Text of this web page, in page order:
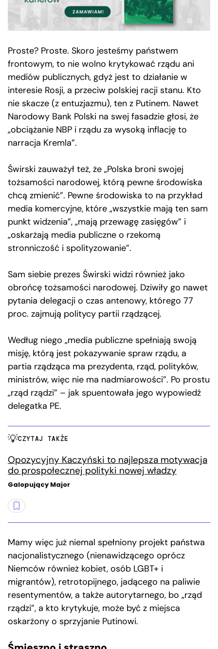
Proste? Proste. Skoro jesteśmy państwem
frontowym, to nie wolno krytykować rządu ani
mediów publicznych, gdyż jest to działanie w
interesie Rosji, a przeciw polskiej racji stanu. Kto
nie skacze (z entuzjazmu), ten z Putinem. Nawet
Narodowy Bank Polski na swej fasadzie głosi, że
„obciążanie NBP i rządu za wysoką inflację to
narracja Kremla”.
Świrski zauważył też, że „Polska broni swojej
tożsamości narodowej, którą pewne środowiska
chcą zmienić”. Pewne środowiska to na przykład
media komercyjne, które „wszystkie mają ten sam
punkt widzenia”, „mają przewagę zasięgów” i
„oskarżają media publiczne o rzekomą
stronniczość i spolityzowanie”.
Sam siebie prezes Świrski widzi również jako
obrońcę tożsamości narodowej. Dziwiły go nawet
pytania delegacji o czas antenowy, którego 77
proc. zajmują politycy partii rządzącej.
Według niego „media publiczne spełniają swoją
misję, którą jest pokazywanie spraw rządu, a
partia rządząca ma prezydenta, rząd, polityków,
ministrów, więc nie ma nadmiarowości”. Po prostu
„rząd rządzi” – jak spuentowała jego wypowiedź
delegatka PE.
CZYTAJ TAKŻE
Opozycyjny Kaczyński to najlepsza motywacja
do prospołecznej polityki nowej władzy
Galopujący Major
Mamy więc już niemal spełniony projekt państwa
nacjonalistycznego (nienawidzącego oprócz
Niemców również kobiet, osób LGBT+ i
migrantów), retrotopijnego, jadącego na paliwie
resentymentów, a także autorytarnego, bo „rząd
rządzi”, a kto krytykuje, może być z miejsca
oskarżony o sprzyjanie Putinowi.